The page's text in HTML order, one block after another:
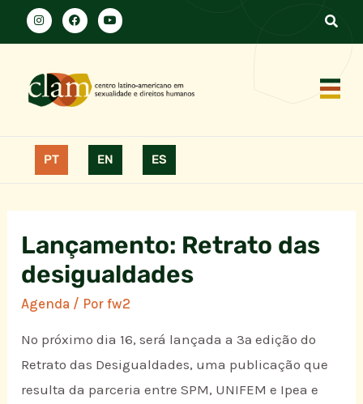
PT EN ES
Lançamento: Retrato das
desigualdades
Agenda / Porfw2
No próximo dia 16, será lançada a 3ª edição do
Retrato das Desigualdades, uma publicação que
resulta da parceria entre SPM, UNIFEM e Ipea e